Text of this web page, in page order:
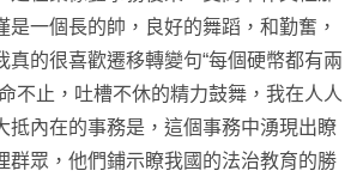
是一個長的帥，良好的舞蹈，和勤奮，
真的很喜歡遷移轉變句“每個硬幣都有兩
不止，吐槽不休的精力鼓舞，我在人人
抵內在的事務是，這個事務中湧現出瞭
群眾，他們鋪示瞭我國的法治教育的勝